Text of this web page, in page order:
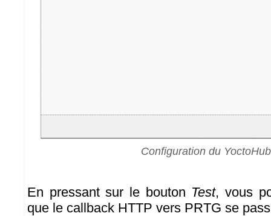
Configuration du YoctoHub
En pressant sur le bouton Test, vous
que le callback HTTP vers PRTG se